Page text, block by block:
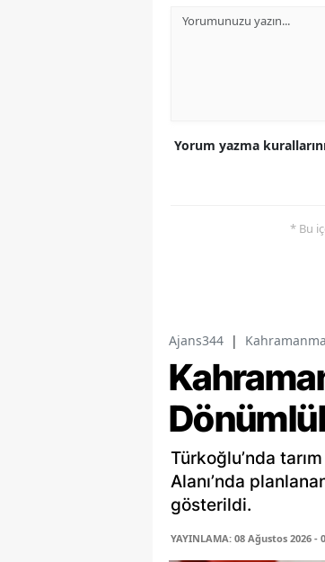
Yorum yazma
* Bu
Ajans344 |
Türkoğlu’nda
Alanı’nda
gösterildi.
YAYINLAMA: 08 Ağustos 2026 -